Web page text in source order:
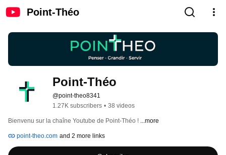
Point-Théo
Point-Théo
@point-theo8341
1.27K subscribers • 38 videos
Bienvenu sur la chaîne Youtube de Point-Théo ! ...more
point-theo.com and 2 more links